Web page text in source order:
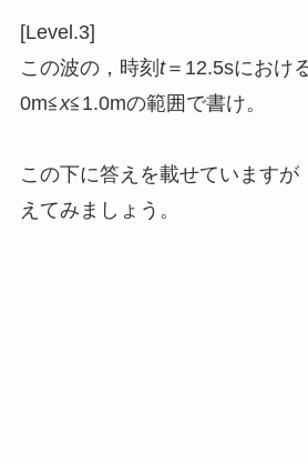
[Level.3]
この波の，時刻 t＝12.5sにおけ
0m≦x≦1.0mの範囲で書け。
この下に答えを載せていますが
えてみましょう。